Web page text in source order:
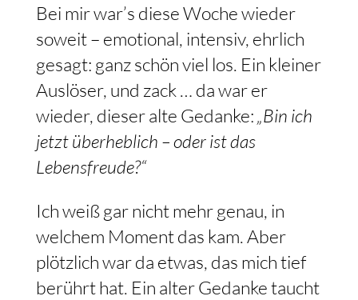
Bei mir war’s diese Woche wieder
soweit – emotional, intensiv, ehrlich
gesagt: ganz schön viel los. Ein kleiner
Auslöser, und zack … da war er
wieder, dieser alte Gedanke: „Bin ich
jetzt überheblich – oder ist das
Lebensfreude?“
Ich weiß gar nicht mehr genau, in
welchem Moment das kam. Aber
plötzlich war da etwas, das mich tief
berührt hat. Ein alter Gedanke taucht